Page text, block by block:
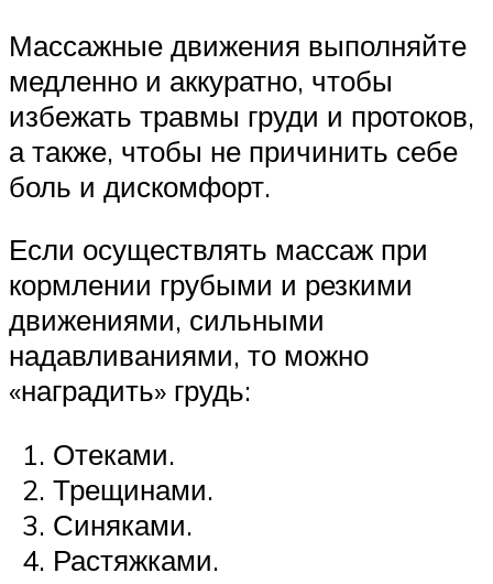
Массажные движения выполняйте
медленно и аккуратно, чтобы
избежать травмы груди и протоков,
а также, чтобы не причинить себе
боль и дискомфорт.
Если осуществлять массаж при
кормлении грубыми и резкими
движениями, сильными
надавливаниями, то можно
«наградить» грудь:
Отеками.
Трещинами.
Синяками.
Растяжками.